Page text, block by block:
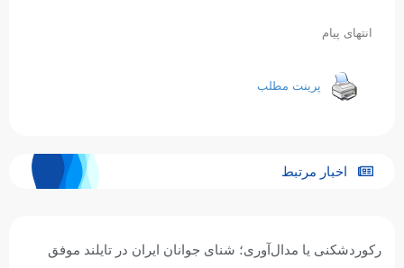
انتهای پیام
پرینت مطلب
اخبار مرتبط
رکوردشکنی یا مدال‌آوری؛ شنای جوانان ایران در تایلند موفق